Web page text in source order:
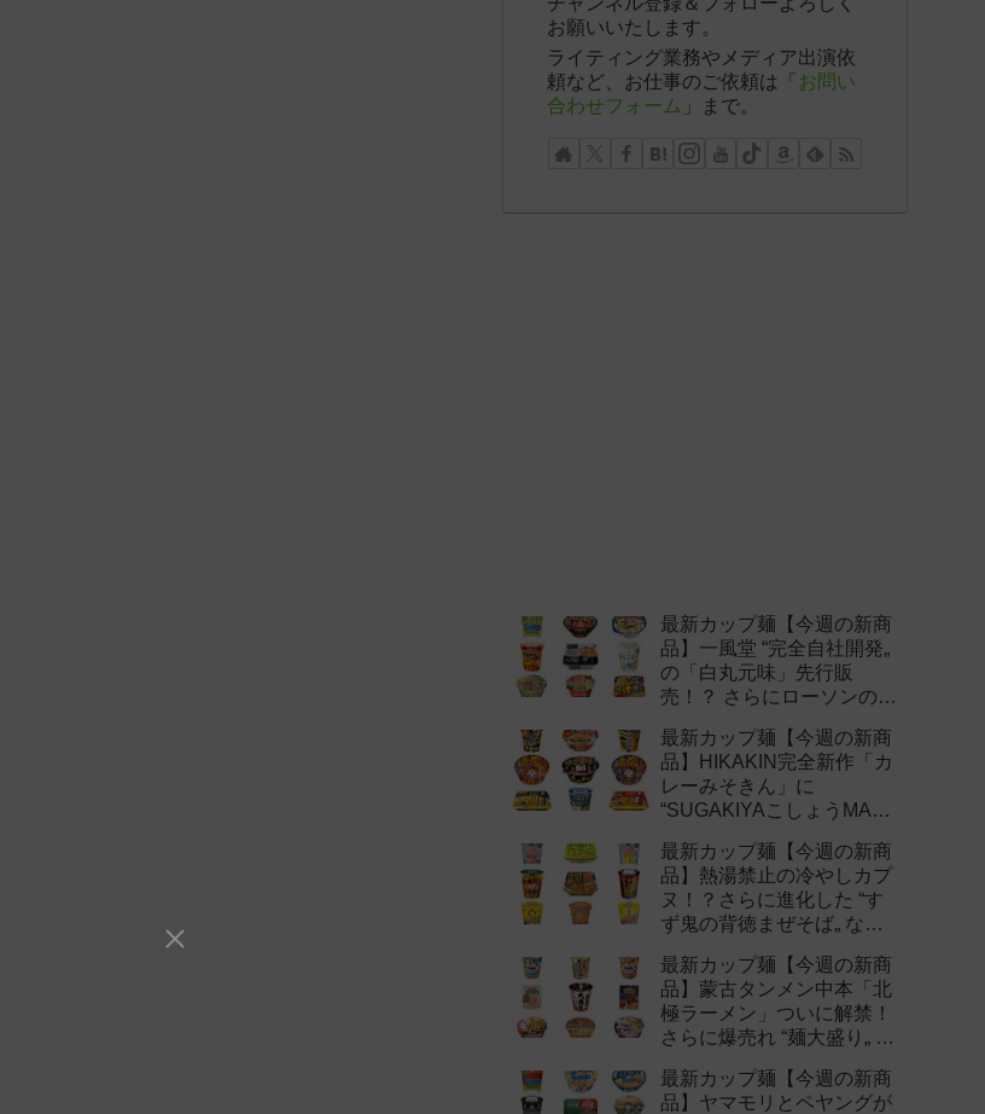
お願いいたします。
ライティング業務やメディア出演依
頼など、お仕事のご依頼は「 お問い
合わせフォーム 」まで。
最新カップ麺【今週の新商
品】一風堂 “完全自社開発„
の「白丸元味」先行販
売！？ さらにローソンの激
新作まとめ！
最新カップ麺【今週の新商
品】HIKAKIN完全新作「カ
レーみそきん」に
“SUGAKIYAこしょうMAX„
最新カップ麺【今週の新商
品】熱湯禁止の冷やしカプ
ヌ！？さらに進化した “す
ず鬼の背徳まぜそば„ など
最新カップ麺【今週の新商
品】蒙古タンメン中本「北
極ラーメン」ついに解禁！
さらに爆売れ “麺大盛り„ シ
作まとめ！
最新カップ麺【今週の新商
品】ヤマモリとペヤングが